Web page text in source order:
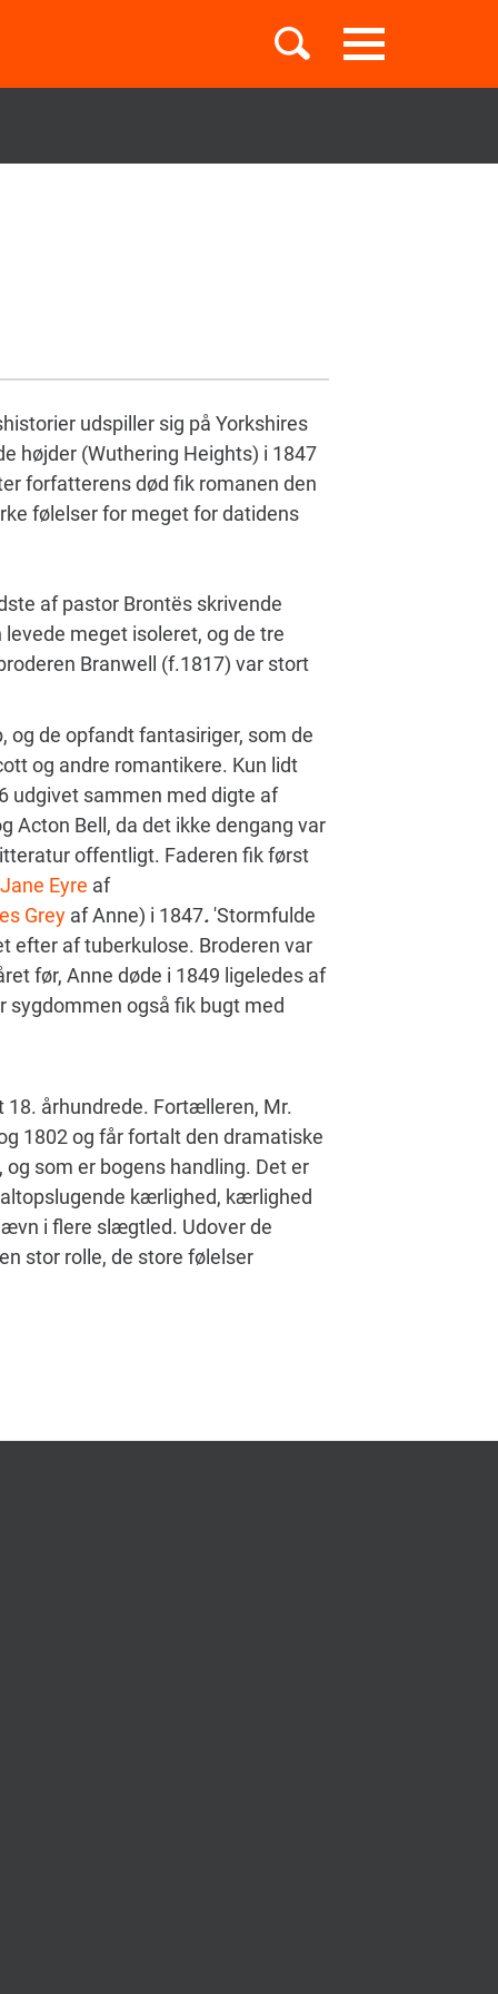
Toggle
navigation
Børnebøger
Temaer
udspiller sig på Yorkshires
højder (Wuthering Heights) i 1847
forfatterens død fik romanen den
følelser for meget for datidens
af pastor Brontës skrivende
meget isoleret, og de tre
Branwell (f.1817) var stort
de opfandt fantasiriger, som de
og andre romantikere. Kun lidt
udgivet sammen med digte af
Acton Bell, da det ikke dengang var
offentligt. Faderen fik først
Jane Eyre af
Grey af Anne) i 1847. 'Stormfulde
efter af tuberkulose. Broderen var
før, Anne døde i 1849 ligeledes af
sygdommen også fik bugt med
århundrede. Fortælleren, Mr.
1802 og får fortalt den dramatiske
som er bogens handling. Det er
kærlighed, kærlighed
i flere slægtled. Udover de
stor rolle, de store følelser